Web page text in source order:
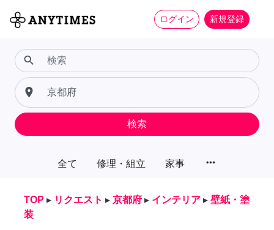
ログイン 新規登録
全て 修理・組立 家事 more_horiz
search
place
検索
TOP ▸ リクエスト ▸ 京都府 ▸ インテリア ▸ 壁紙・塗
装